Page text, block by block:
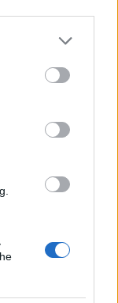
more Google
may click to
party tags to
below Google
vagyis
38-ból 11
fel szokás
olyan, akik
Romengo, de
van legalább
szándék arra,
bal – de
vagy nem
találtunk,